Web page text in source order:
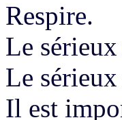
Respire.
Le
Le
Il est